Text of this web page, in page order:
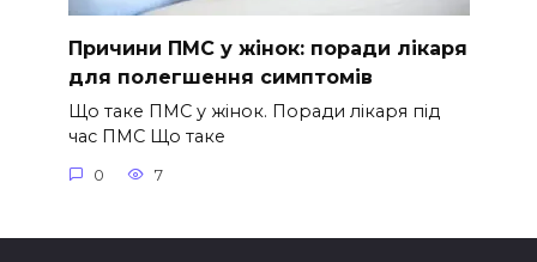
Причини ПМС у жінок: поради лікаря
для полегшення симптомів
Що таке ПМС у жінок. Поради лікаря під
час ПМС Що таке
0 7